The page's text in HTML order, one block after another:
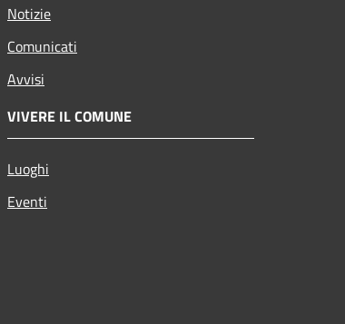
Notizie
Comunicati
Avvisi
VIVERE IL COMUNE
Luoghi
Eventi